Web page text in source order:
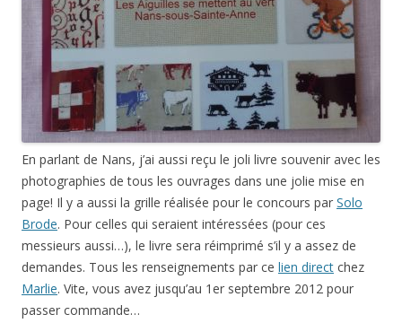
En parlant de Nans, j’ai aussi reçu le joli livre souvenir avec les
photographies de tous les ouvrages dans une jolie mise en
page! Il y a aussi la grille réalisée pour le concours par Solo
Brode. Pour celles qui seraient intéressées (pour ces
messieurs aussi…), le livre sera réimprimé s’il y a assez de
demandes. Tous les renseignements par ce lien direct chez
Marlie. Vite, vous avez jusqu’au 1er septembre 2012 pour
passer commande…